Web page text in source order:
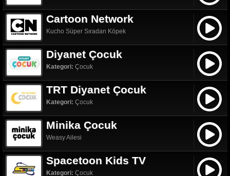
Cartoon Network
Kucho Süper Sıradan Köpek
Diyanet Çocuk
Kategori: Çocuk
TRT Diyanet Çocuk
Kategori: Çocuk
Minika Çocuk
Weasy Ailesi
Spacetoon Kids TV
Kategori: Çocuk